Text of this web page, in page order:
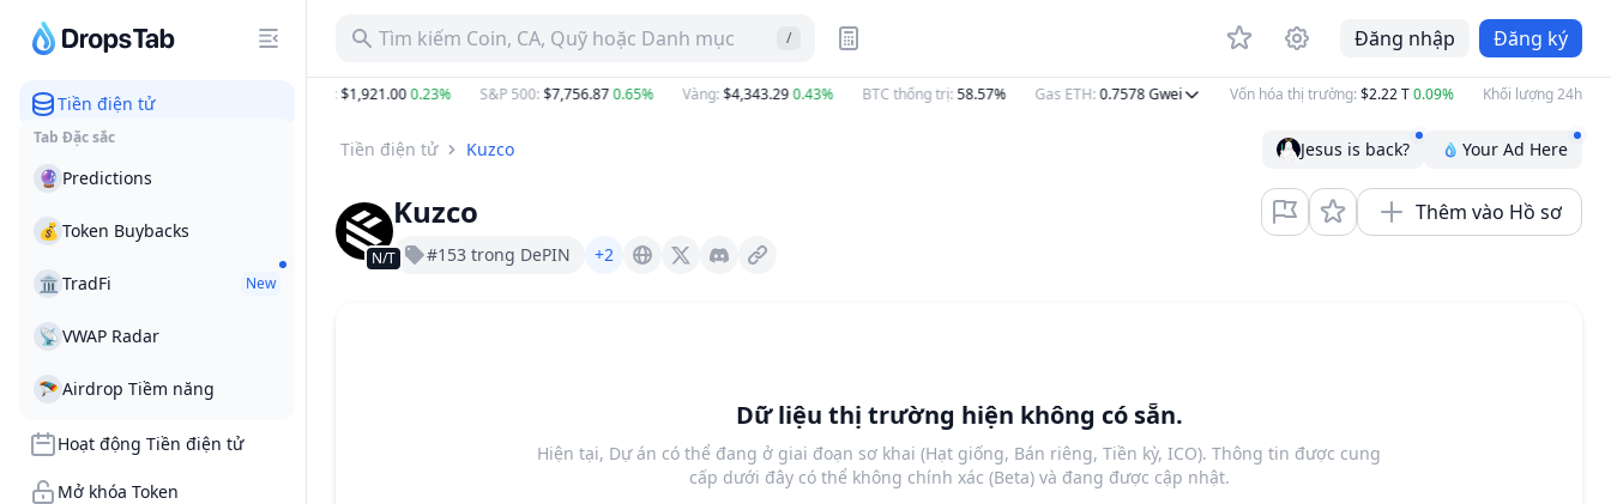
Tiền điện tử
Tab Đặc sắc
🔮 Predictions
💰 Token Buybacks
🏛 TradFi New
📡 VWAP Radar
🪂Airdrop Tiềm năng
Hoạt động Tiền điện tử
Mở khóa Token
Tìm kiếm Coin, CA, Quỹ hoặc Danh mục / Đăng nhập Đăng ký
−8.84% BTC $64,967.36 $1,921.000.23% S&P 500:$7,756.870.65% Vàng:$4,343.290.43% BTC thống trị:58.57% Gas ETH:0.7578Gwei Vốn hóa thị trường:$2.22 T0.09% Khối lượng 24h:
Tiền điện tử Kuzco Jesus is back? Your Ad Here
N/T
Kuzco Thêm vào Hồ sơ
#153 trong DePIN +2 Kuzco.xyz X (Twitter)
Dữ liệu thị trường hiện không có sẵn.
Hiện tại, Dự án có thể đang ở giai đoạn sơ khai (Hạt giống, Bán riêng, Tiền kỳ, ICO). Thông tin được cung
cấp dưới đây có thể không chính xác (Beta) và đang được cập nhật.